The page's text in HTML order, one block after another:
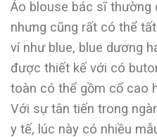
Áo blouse bác sĩ thường
nhưng cũng rất có thể
ví như blue, blue dương
được thiết kế với có
toàn có thể gồm cổ cao
Với sự tân tiến trong
y tế, lúc này có nhiều